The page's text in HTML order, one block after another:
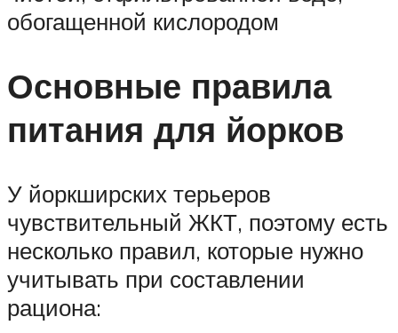
обогащенной кислородом
Основные правила
питания для йорков
У йоркширских терьеров
чувствительный ЖКТ, поэтому есть
несколько правил, которые нужно
учитывать при составлении
рациона: